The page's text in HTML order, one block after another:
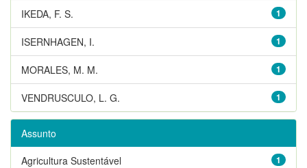
1
IKEDA, F. S.
1
ISERNHAGEN, I.
1
MORALES, M. M.
1
VENDRUSCULO, L. G.
Assunto
1
Agricultura Sustentável